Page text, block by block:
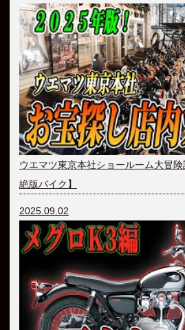
ウエマツ東京本社ショールーム大冒
絶版バイク】
2025.09.02